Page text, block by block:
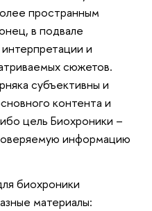
пространным
в подвале
и
сюжетов.
субъективны и
контента и
цель Биохроники –
информацию
биохроники
материалы: